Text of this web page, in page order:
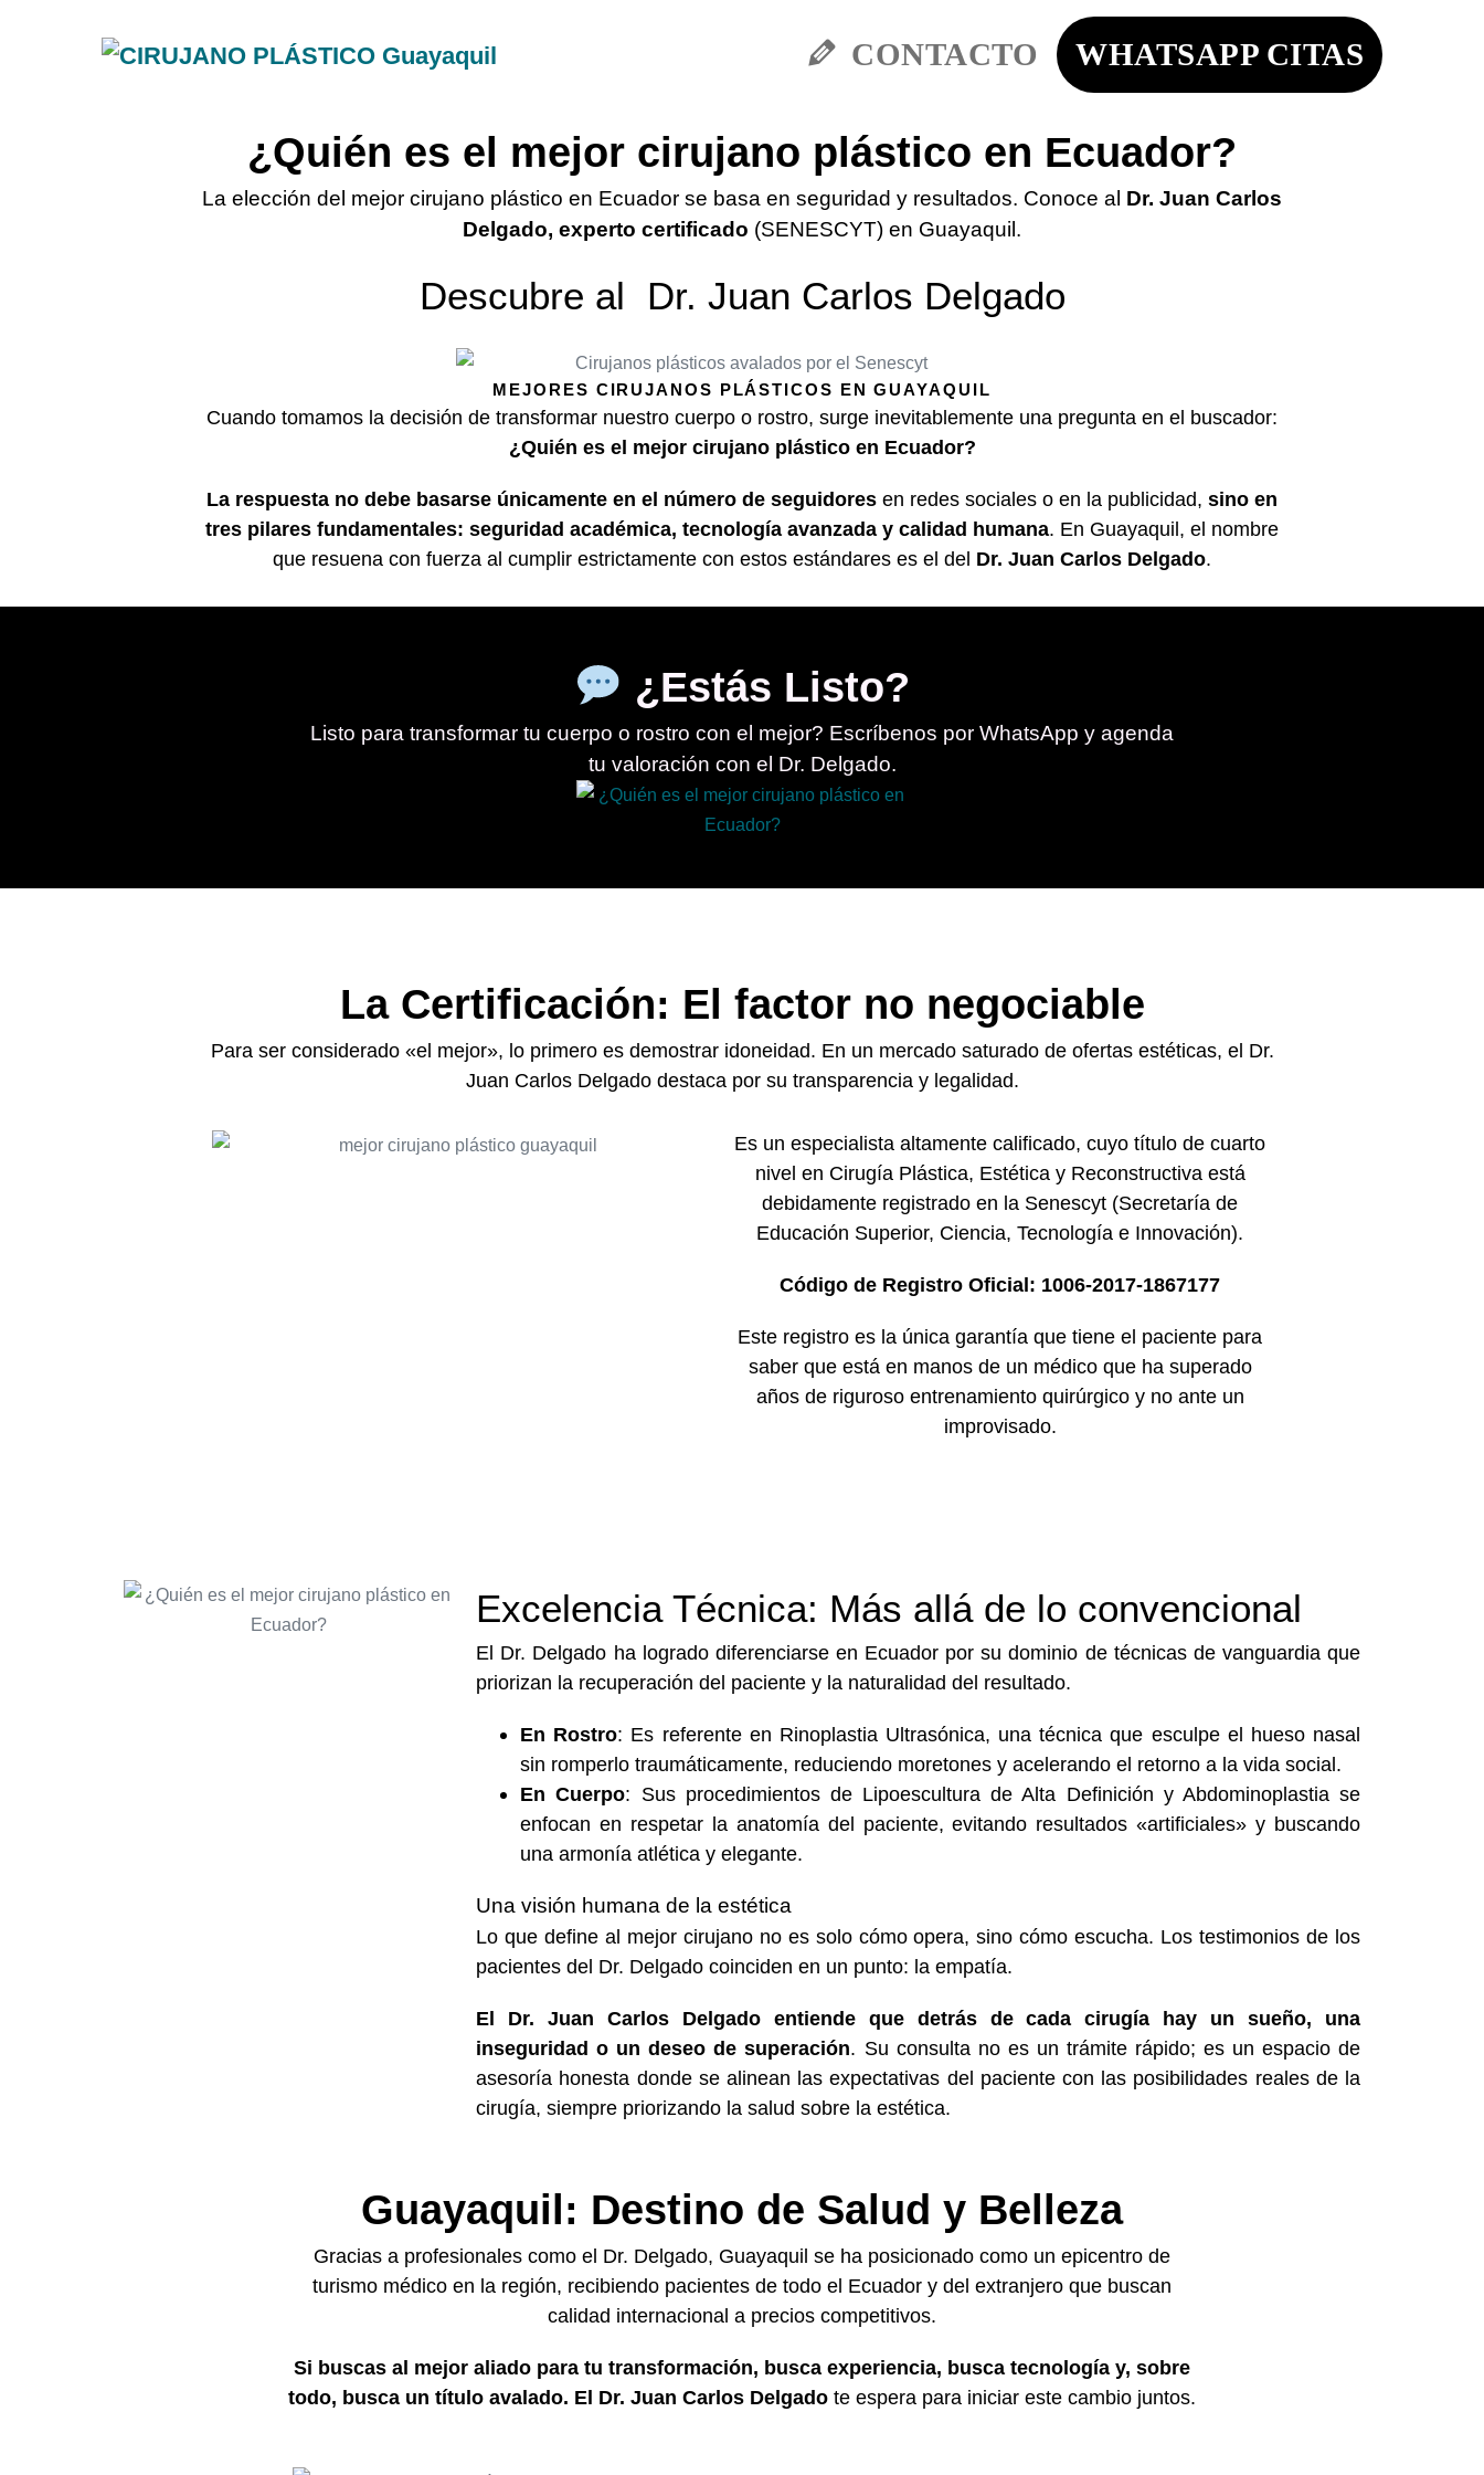
CONTACTO WHATSAPP CITAS
¿Quién es el mejor cirujano plástico en Ecuador?
La elección del mejor cirujano plástico en Ecuador se basa en seguridad y resultados. Conoce al Dr. Juan Carlos
Delgado, experto certificado (SENESCYT) en Guayaquil.
Descubre al Dr. Juan Carlos Delgado
MEJORES CIRUJANOS PLÁSTICOS EN GUAYAQUIL
Cuando tomamos la decisión de transformar nuestro cuerpo o rostro, surge inevitablemente una pregunta en el buscador:
¿Quién es el mejor cirujano plástico en Ecuador?
La respuesta no debe basarse únicamente en el número de seguidores en redes sociales o en la publicidad, sino en
tres pilares fundamentales: seguridad académica, tecnología avanzada y calidad humana. En Guayaquil, el nombre
que resuena con fuerza al cumplir estrictamente con estos estándares es el del Dr. Juan Carlos Delgado.
¿Estás Listo?
Listo para transformar tu cuerpo o rostro con el mejor? Escríbenos por WhatsApp y agenda
tu valoración con el Dr. Delgado.
La Certificación: El factor no negociable
Para ser considerado «el mejor», lo primero es demostrar idoneidad. En un mercado saturado de ofertas estéticas, el Dr.
Juan Carlos Delgado destaca por su transparencia y legalidad.
Es un especialista altamente calificado, cuyo título de cuarto
nivel en Cirugía Plástica, Estética y Reconstructiva está
debidamente registrado en la Senescyt (Secretaría de
Educación Superior, Ciencia, Tecnología e Innovación).
Código de Registro Oficial: 1006-2017-1867177
Este registro es la única garantía que tiene el paciente para
saber que está en manos de un médico que ha superado
años de riguroso entrenamiento quirúrgico y no ante un
improvisado.
Excelencia Técnica: Más allá de lo convencional
El Dr. Delgado ha logrado diferenciarse en Ecuador por su dominio de técnicas de vanguardia que
priorizan la recuperación del paciente y la naturalidad del resultado.
En Rostro: Es referente en Rinoplastia Ultrasónica, una técnica que esculpe el hueso nasal
sin romperlo traumáticamente, reduciendo moretones y acelerando el retorno a la vida social.
En Cuerpo: Sus procedimientos de Lipoescultura de Alta Definición y Abdominoplastia se
enfocan en respetar la anatomía del paciente, evitando resultados «artificiales» y buscando
una armonía atlética y elegante.
Una visión humana de la estética
Lo que define al mejor cirujano no es solo cómo opera, sino cómo escucha. Los testimonios de los
pacientes del Dr. Delgado coinciden en un punto: la empatía.
El Dr. Juan Carlos Delgado entiende que detrás de cada cirugía hay un sueño, una
inseguridad o un deseo de superación. Su consulta no es un trámite rápido; es un espacio de
asesoría honesta donde se alinean las expectativas del paciente con las posibilidades reales de la
cirugía, siempre priorizando la salud sobre la estética.
Guayaquil: Destino de Salud y Belleza
Gracias a profesionales como el Dr. Delgado, Guayaquil se ha posicionado como un epicentro de
turismo médico en la región, recibiendo pacientes de todo el Ecuador y del extranjero que buscan
calidad internacional a precios competitivos.
Si buscas al mejor aliado para tu transformación, busca experiencia, busca tecnología y, sobre
todo, busca un título avalado. El Dr. Juan Carlos Delgado te espera para iniciar este cambio juntos.